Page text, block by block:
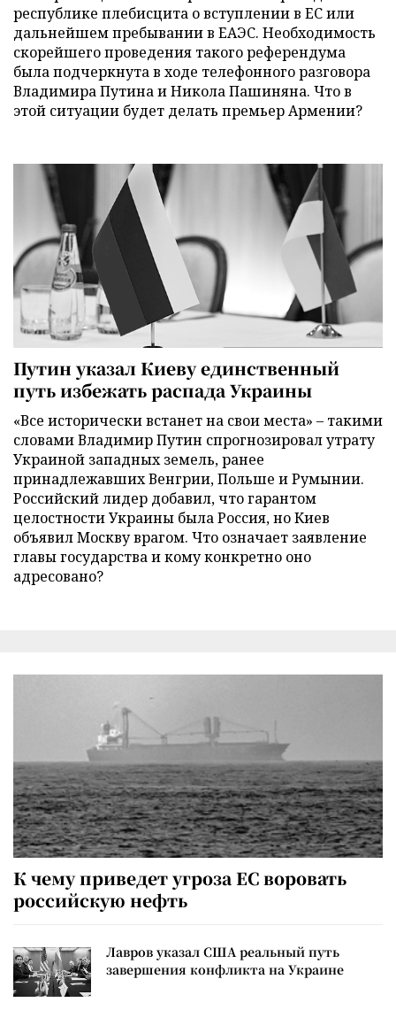
республике плебисцита о вступлении в ЕС или
дальнейшем пребывании в ЕАЭС. Необходимость
скорейшего проведения такого референдума
была подчеркнута в ходе телефонного разговора
Владимира Путина и Никола Пашиняна. Что в
этой ситуации будет делать премьер Армении?
Путин указал Киеву единственный
путь избежать распада Украины
«Все исторически встанет на свои места» – такими
словами Владимир Путин спрогнозировал утрату
Украиной западных земель, ранее
принадлежавших Венгрии, Польше и Румынии.
Российский лидер добавил, что гарантом
целостности Украины была Россия, но Киев
объявил Москву врагом. Что означает заявление
главы государства и кому конкретно оно
адресовано?
К чему приведет угроза ЕС воровать
российскую нефть
Лавров указал США реальный путь
завершения конфликта на Украине